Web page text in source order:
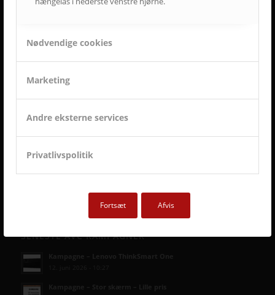
Nødvendige cookies
Marketing
Andre eksterne services
Privatlivspolitik
Fortsæt Afvis
SENESTE AVC KAMPAGNER